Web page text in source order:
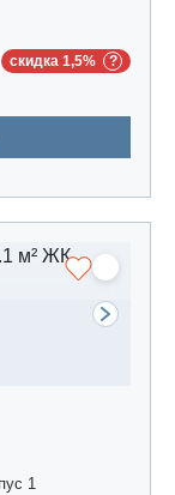
скидка 1,5%
1